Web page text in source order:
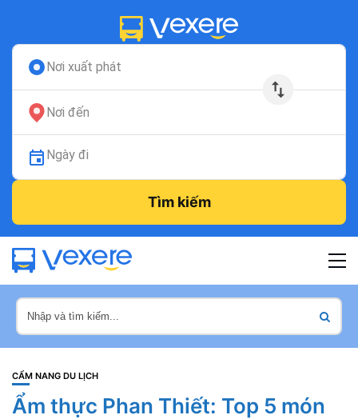
Nơi xuất phát
Nơi đến
Ngày đi
Tìm kiếm
CẨM NANG DU LỊCH
Ẩm thực Phan Thiết: Top 5 món